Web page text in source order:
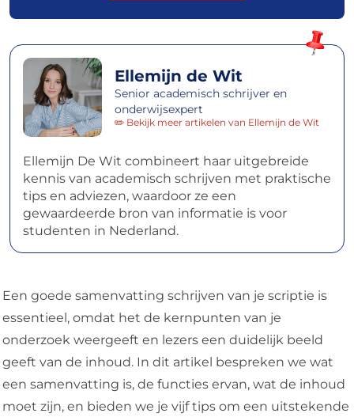
Ellemijn de Wit
Senior academisch schrijver en
onderwijsexpert
✏️ Bekijk meer artikelen van Ellemijn de Wit
Ellemijn De Wit combineert haar uitgebreide
kennis van academisch schrijven met praktische
tips en adviezen, waardoor ze een
gewaardeerde bron van informatie is voor
studenten in Nederland.
Een goede samenvatting schrijven van je scriptie is
essentieel, omdat het de kernpunten van je
onderzoek weergeeft en lezers een duidelijk beeld
geeft van de inhoud. In dit artikel bespreken we wat
een samenvatting is, de functies ervan, wat de inhoud
moet zijn, en bieden we je vijf tips om een uitstekende